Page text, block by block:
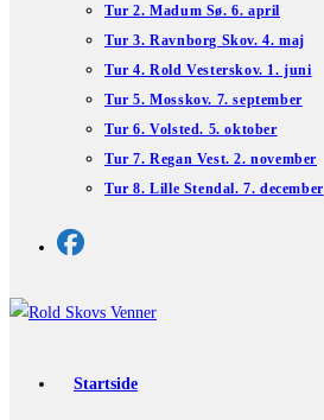
Tur 2. Madum Sø. 6. april
Tur 3. Ravnborg Skov. 4. maj
Tur 4. Rold Vesterskov. 1. juni
Tur 5. Mosskov. 7. september
Tur 6. Volsted. 5. oktober
Tur 7. Regan Vest. 2. november
Tur 8. Lille Stendal. 7. december
Startside